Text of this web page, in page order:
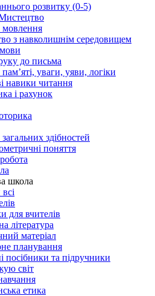
розвитку (0-5)
мовлення
з навколишнім середовищем
до письма
уваги, уяви, логіки
навики читання
і рахунок
здібностей
поняття
школа
для вчителів
література
матеріал
планування
посібники та підручники
світ
етика